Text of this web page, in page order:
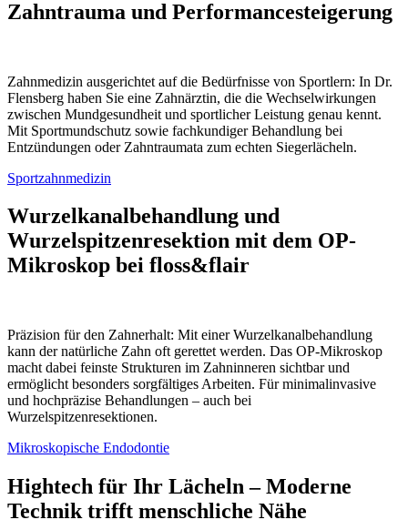
Zahntrauma und Performance­steigerung
Zahnmedizin ausgerichtet auf die Bedürfnisse von Sportlern: In Dr.
Flensberg haben Sie eine Zahnärztin, die die Wechselwirkungen
zwischen Mundgesundheit und sportlicher Leistung genau kennt.
Mit Sportmundschutz sowie fachkundiger Behandlung bei
Entzündungen oder Zahntraumata zum echten Siegerlächeln.
Sportzahnmedizin
Wurzelkanal­behandlung und
Wurzelspitzen­resektion mit dem OP-
Mikroskop bei floss&flair
Präzision für den Zahnerhalt: Mit einer Wurzelkanalbehandlung
kann der natürliche Zahn oft gerettet werden. Das OP-Mikroskop
macht dabei feinste Strukturen im Zahninneren sichtbar und
ermöglicht besonders sorgfältiges Arbeiten. Für minimalinvasive
und hochpräzise Behandlungen – auch bei
Wurzelspitzenresektionen.
Mikroskopische Endodontie
Hightech für Ihr Lächeln – Moderne
Technik trifft menschliche Nähe